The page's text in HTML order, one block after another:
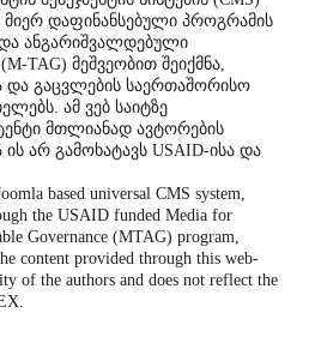
მიერ დაფინანსებული პროგრამის
ანგარიშვალდებული
TAG) მეშვეობით შეიქმნა,
და გაცვლების საერთაშორისო
ამ ვებ საიტზე
მთლიანად ავტორების
არ გამოხატავს USAID-ისა და
based universal CMS system,
the USAID funded Media for
Governance (MTAG) program,
content provided through this web-
of the authors and does not reflect the